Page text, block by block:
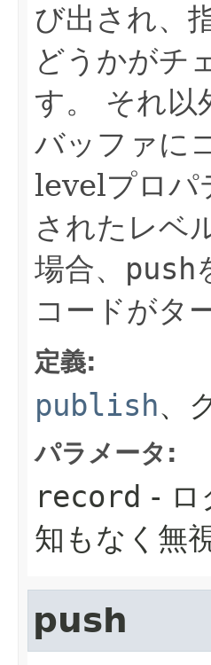
び出され、
どうかがチ
す。
それ以
バッファに
levelプロパ
されたレベ
場合、 push
コードがタ
定義:
publish、
パラメータ:
record - ロ
知もなく無
push